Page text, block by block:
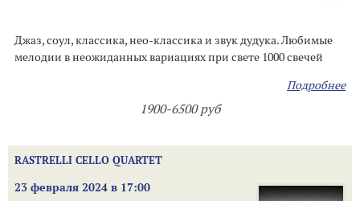
Джаз, соул, классика, нео-классика и звук дудука. Любимые
мелодии в неожиданных вариациях при свете 1000 свечей
Подробнее
1900-6500 руб
RASTRELLI CELLO QUARTET
23 февраля 2024 в 17:00